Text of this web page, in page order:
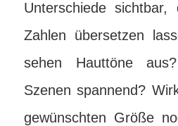
Unterschiede
Zahlen übersetzen
sehen Hauttöne
Szenen spannend?
gewünschten Größe